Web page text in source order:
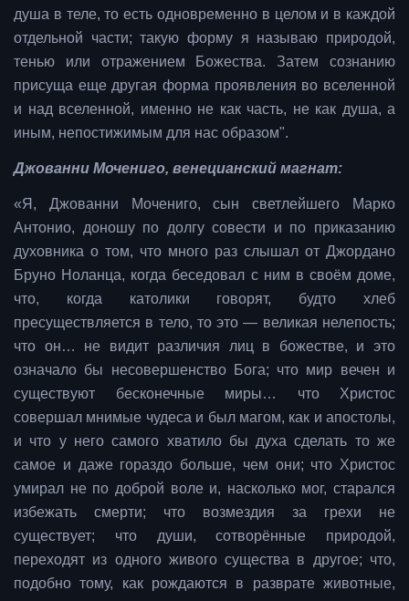
душа в теле, то есть одновременно в целом и в каждой
отдельной части; такую форму я называю природой,
тенью или отражением Божества. Затем сознанию
присуща еще другая форма проявления во вселенной
и над вселенной, именно не как часть, не как душа, а
иным, непостижимым для нас образом".
Джованни Мочениго, венецианский магнат:
«Я, Джованни Мочениго, сын светлейшего Марко
Антонио, доношу по долгу совести и по приказанию
духовника о том, что много раз слышал от Джордано
Бруно Ноланца, когда беседовал с ним в своём доме,
что, когда католики говорят, будто хлеб
пресуществляется в тело, то это — великая нелепость;
что он… не видит различия лиц в божестве, и это
означало бы несовершенство Бога; что мир вечен и
существуют бесконечные миры… что Христос
совершал мнимые чудеса и был магом, как и апостолы,
и что у него самого хватило бы духа сделать то же
самое и даже гораздо больше, чем они; что Христос
умирал не по доброй воле и, насколько мог, старался
избежать смерти; что возмездия за грехи не
существует; что души, сотворённые природой,
переходят из одного живого существа в другое; что,
подобно тому, как рождаются в разврате животные,